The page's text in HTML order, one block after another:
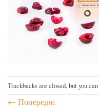
Trackbacks are closed, but you can
← Попередні